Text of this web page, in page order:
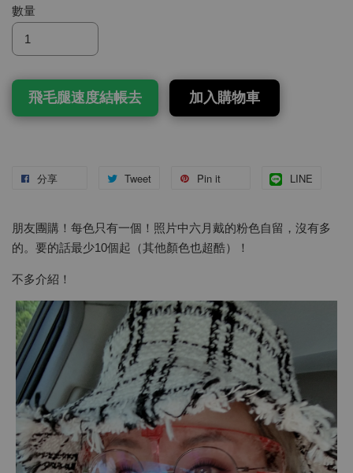
數量
飛毛腿速度結帳去 加入購物車
分享 Tweet Pin it LINE
朋友團購！每色只有一個！照片中六月戴的粉色自留，沒有多
的。要的話最少10個起（其他顏色也超酷）！
不多介紹！